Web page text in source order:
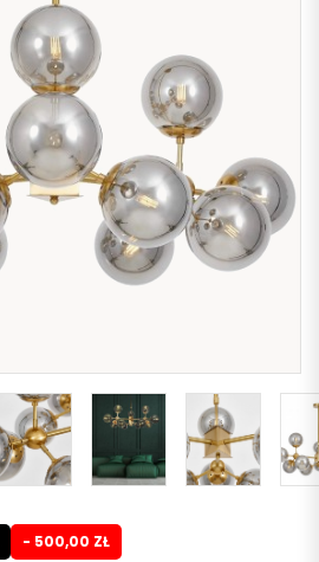
- 500,00 ZŁ